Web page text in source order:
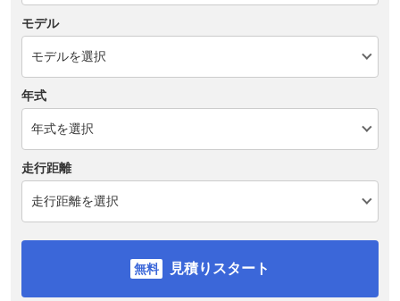
モデル
年式
走行距離
見積りスタート